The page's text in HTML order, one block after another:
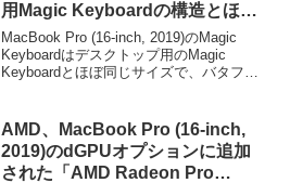
用Magic Keyboardの構造とほぼ
同じで、バタフライキーボードと
比較してクリーニングや修理も容
易になっているもよう。
MacBook Pro (16-inch, 2019)のMagic
Keyboardはデスクトップ用のMagic
Keyboardとほぼ同じサイズで、バタフラ
は以下から...
AMD、MacBook Pro (16-inch,
2019)のdGPUオプションに追加
された「AMD Radeon Pro